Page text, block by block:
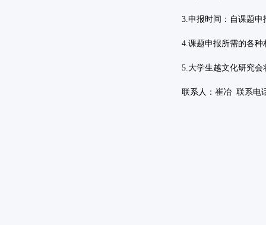
3.申报时间：自课题
4.课题申报所需的各
5.大学生越文化研究
联系人：崔冶 联系电